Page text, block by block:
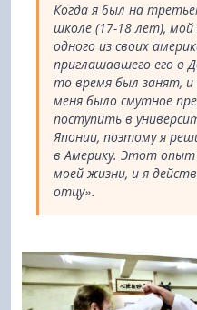
Когда я был на
школе (17-18 лет),
одного из своих
приглашавшего его в
то время был занят,
меня было смутное
поступить в
Японии, поэтому я
в Америку. Этот
моей жизни, и я
отцу».